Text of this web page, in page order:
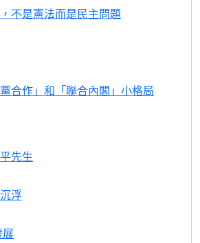
不是憲法而是民主問題
合作」和「聯合內閣」小格局
先生
浮
展